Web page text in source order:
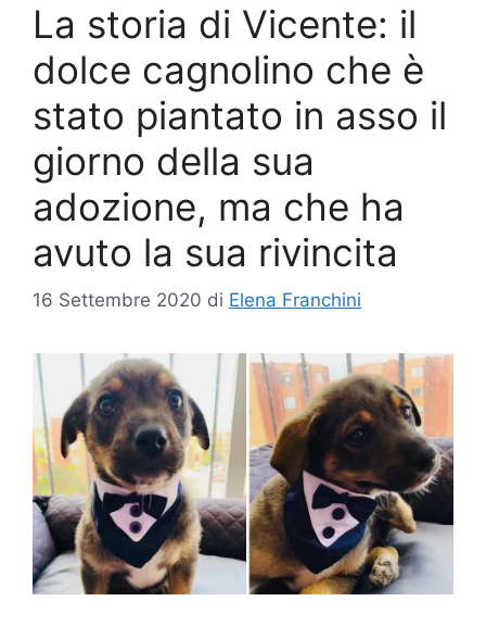
La storia di Vicente: il
dolce cagnolino che è
stato piantato in asso il
giorno della sua
adozione, ma che ha
avuto la sua rivincita
16 Settembre 2020 di Elena Franchini